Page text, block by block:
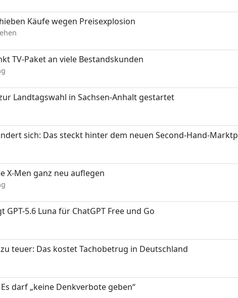
Käufe wegen Preisexplosion
TV-Paket an viele Bestandskunden
Landtagswahl in Sachsen-Anhalt gestartet
sich: Das steckt hinter dem neuen Second-Hand-
X-Men ganz neu auflegen
GPT-5.6 Luna für ChatGPT Free und Go
teuer: Das kostet Tachobetrug in Deutschland
darf „keine Denkverbote geben“